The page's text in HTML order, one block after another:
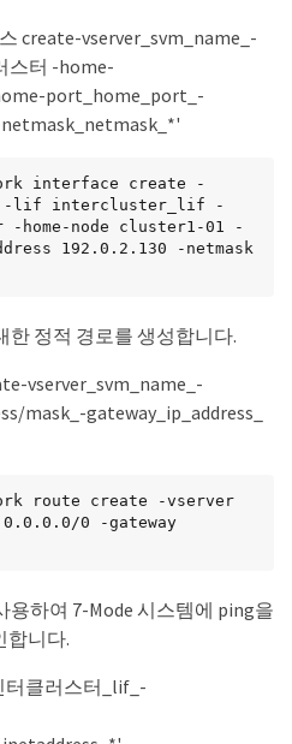
create-vserver_svm_name_-
스터 -home-
port_home_port_-
interface create -
-lif intercluster_lif -
node cluster1-01 -
192.0.2.130 -netmask
한 정적 경로를 생성합니다.
vserver_svm_name_-
mask_-gateway_ip_address_
route create -vserver
0 -gateway
용하여 7-Mode 시스템에 ping을
합니다.
클러스터_lif_-